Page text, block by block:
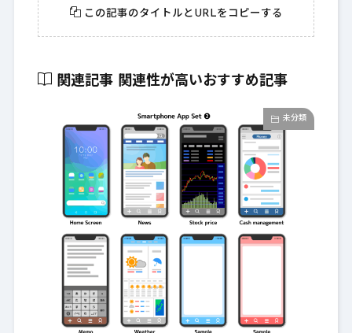
この記事のタイトルとURLをコピーする
関連記事 関連性が高いおすすめ記事
未分類